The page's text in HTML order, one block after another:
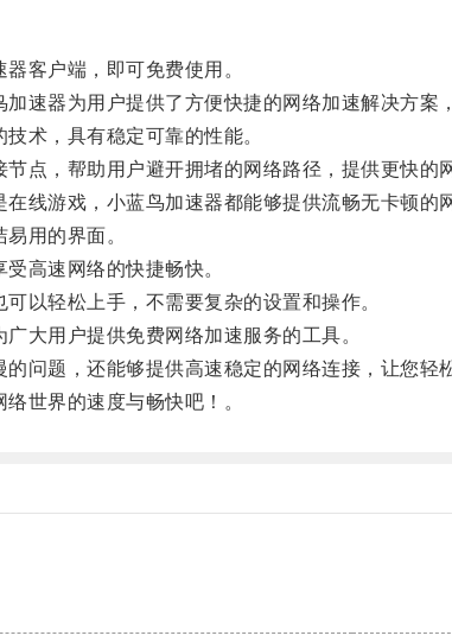
客户端，即可免费使用。
器为用户提供了方便快捷的网络加速解决方案
术，具有稳定可靠的性能。
，帮助用户避开拥堵的网络路径，提供更快的
游戏，小蓝鸟加速器都能够提供流畅无卡顿的网
用的界面。
高速网络的快捷畅快。
轻松上手，不需要复杂的设置和操作。
用户提供免费网络加速服务的工具。
题，还能够提供高速稳定的网络连接，让您轻
世界的速度与畅快吧！。